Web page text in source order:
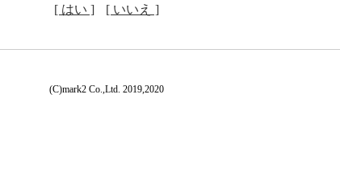
[ はい ]
[ いいえ ]
(C)mark2 Co.,Ltd. 2019,2020